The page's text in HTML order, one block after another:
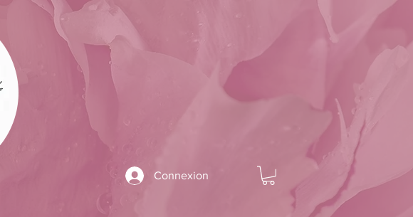
Connexion